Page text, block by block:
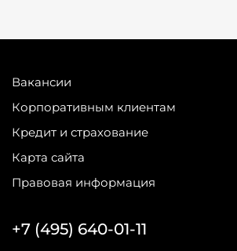
Вакансии
Корпоративным клиентам
Кредит и страхование
Карта сайта
Правовая информация
+7 (495) 640-01-11